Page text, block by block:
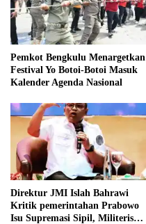
Pemkot Bengkulu Menargetkan
Festival Yo Botoi-Botoi Masuk
Kalender Agenda Nasional
Direktur JMI Islah Bahrawi
Kritik pemerintahan Prabowo
Isu Supremasi Sipil, Militerisasi,